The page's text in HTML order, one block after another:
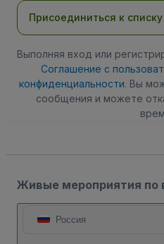
Присоединиться к списку
Выполняя вход или
Соглашение с
конфиденциальности. Вы
сообщения и можете
Живые мероприятия по
Россия